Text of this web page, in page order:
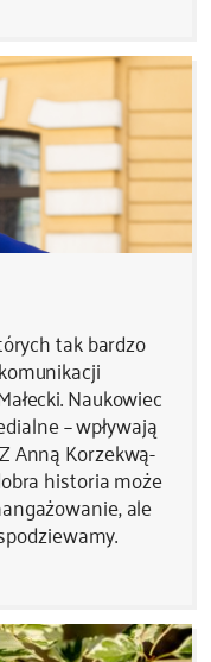
tak bardzo
Naukowiec
– wpływają
Anną Korzekwą-
historia może
ale